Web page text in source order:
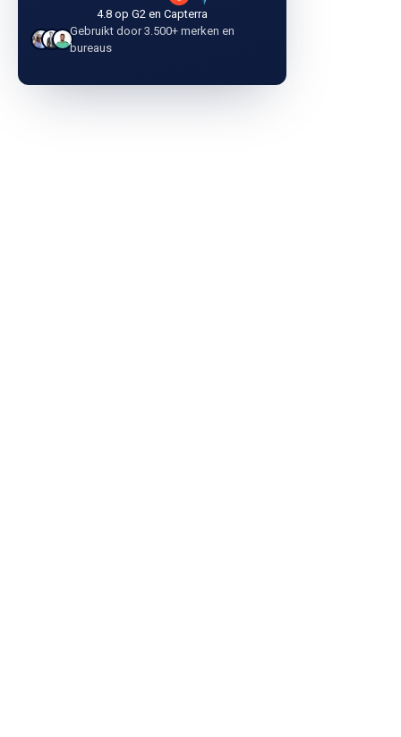
4.8 op G2 en Capterra
Gebruikt door 3.500+ merken en
bureaus